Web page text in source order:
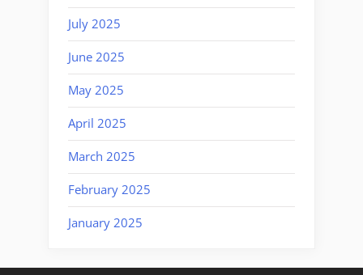
July 2025
June 2025
May 2025
April 2025
March 2025
February 2025
January 2025